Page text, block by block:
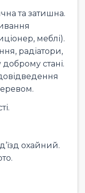
та затишна.
меблі).
радіатори,
стані.
охайний.